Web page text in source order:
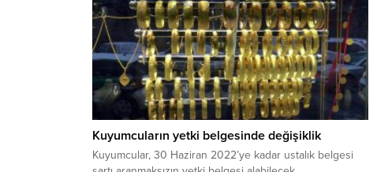
Kuyumcuların yetki belgesinde değişiklik
Kuyumcular, 30 Haziran 2022’ye kadar ustalık belgesi